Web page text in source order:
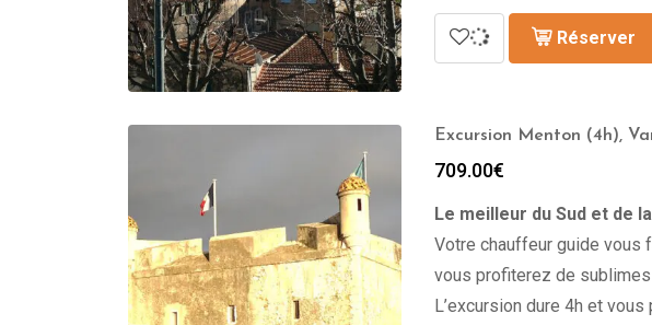
Réserver
Excursion Menton (4h),
709.00€
Le meilleur du Sud et de
Votre chauffeur guide vous
vous profiterez de
L’excursion dure 4h et